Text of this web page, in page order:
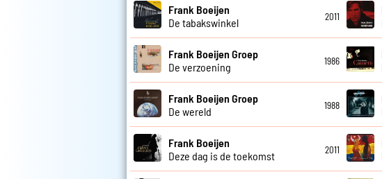
Frank Boeijen
De tabakswinkel
2011
Frank Boeijen Groep
De verzoening
1986
Frank Boeijen Groep
De wereld
1988
Frank Boeijen
Deze dag is de toekomst
2011